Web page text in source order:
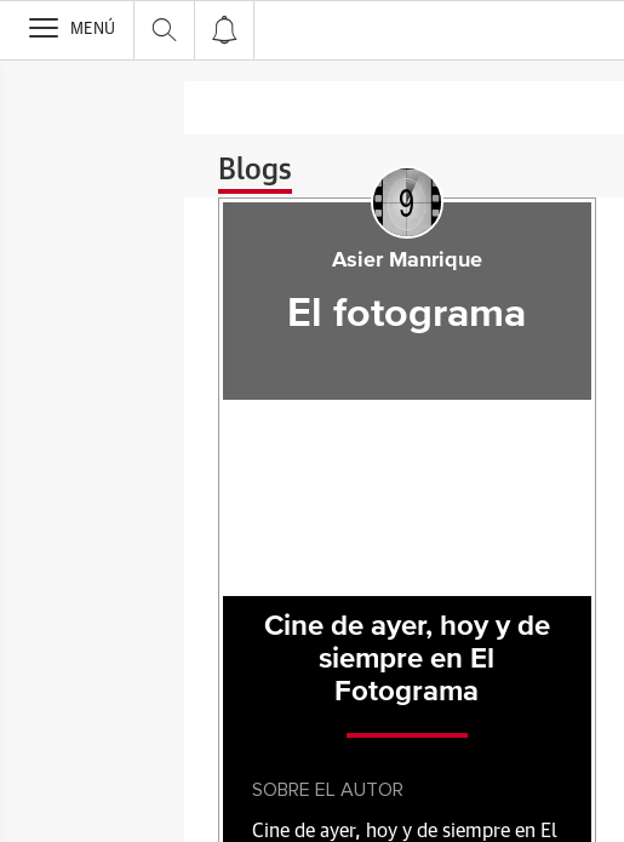
>
MENÚ
Blogs
Asier Manrique
El fotograma
Cine de ayer, hoy y de
siempre en El
Fotograma
SOBRE EL AUTOR
Cine de ayer, hoy y de siempre en El